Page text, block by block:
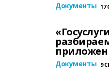
Документы 17
Документы 9